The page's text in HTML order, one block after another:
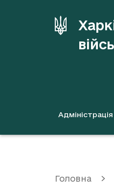
Адміністрація
Головна